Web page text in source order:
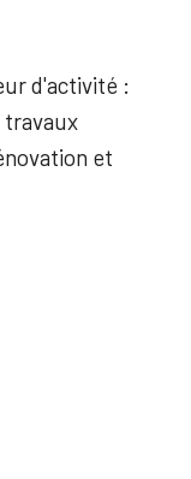
d'activité :
travaux
et